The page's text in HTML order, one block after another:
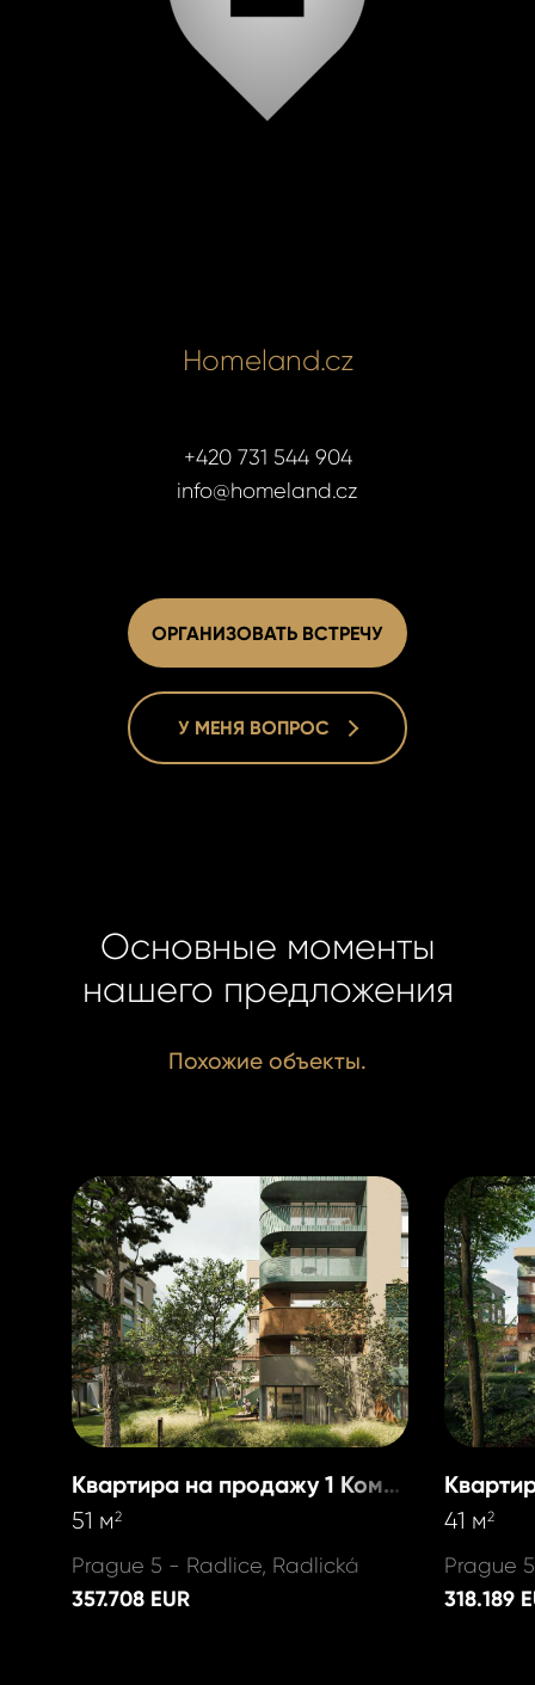
Homeland.cz
+420 731 544 904
info@homeland.cz
ОРГАНИЗОВАТЬ ВСТРЕЧУ
У МЕНЯ ВОПРОС
Основные моменты
нашего предложения
Похожие объекты.
Квартира на продажу 1 Комната
51 м2
Prague 5 - Radlice, Radlická
357.708 EUR
41 м2
Prague
318.189